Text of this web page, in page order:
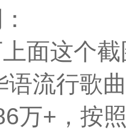
面这个
语流行歌
万+，按